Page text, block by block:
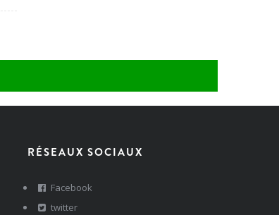
RÉSEAUX SOCIAUX
Facebook
twitter